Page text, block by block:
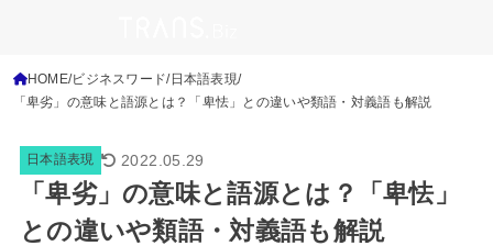
HOME ビジネスワード 日本語表現
「卑劣」の意味と語源とは？「卑怯」との違いや類語・対義語も解説
日本語表現 2022.05.29
「卑劣」の意味と語源とは？「卑怯」
との違いや類語・対義語も解説